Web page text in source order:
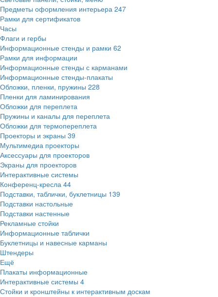
Предметы оформления интерьера 247
Рамки для сертификатов
Часы
Флаги и гербы
Информационные стенды и рамки 62
Рамки для информации
Информационные стенды с карманами
Информационные стенды-плакаты
Обложки, пленки, пружины 228
Пленки для ламинирования
Обложки для переплета
Пружины и каналы для переплета
Обложки для термопереплета
Проекторы и экраны 39
Мультимедиа проекторы
Аксессуары для проекторов
Экраны для проекторов
Интерактивные системы
Конференц-кресла 44
Подставки, таблички, буклетницы 139
Подставки настольные
Подставки настенные
Рекламные стойки
Информационные таблички
Буклетницы и навесные карманы
Штендеры
Ещё
Плакаты информационные
Интерактивные системы 4
Стойки и кронштейны к интерактивным доскам